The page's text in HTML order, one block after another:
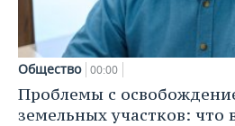
Общество 00:00
Проблемы с
земельных участков: что